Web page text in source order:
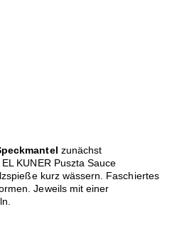
zunächst
KUNER Puszta Sauce
kurz wässern. Faschiertes
Jeweils mit einer